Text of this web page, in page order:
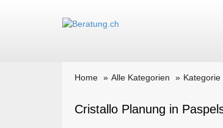
Home Alle Kategorien
Cristallo Planung in